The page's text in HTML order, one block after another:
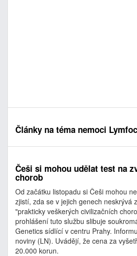
Články na téma nemoci
Češi si mohou udělat test na
chorob
Od začátku listopadu si Češi mohou
zjistí, zda se v jejich genech neskrývá
"prakticky veškerých civilizačních
prohlášení tuto službu slibuje
Genetics sídlící v centru Prahy.
noviny (LN). Uvádějí, že cena za
20.000 korun.